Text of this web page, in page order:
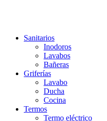
Sanitarios
Inodoros
Lavabos
Bañeras
Griferías
Lavabo
Ducha
Cocina
Termos
Termo eléctrico